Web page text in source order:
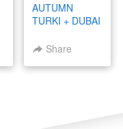
AUTUMN
TURKI + DUBAI
OKTOBER
Share